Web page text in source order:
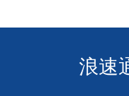
浪速